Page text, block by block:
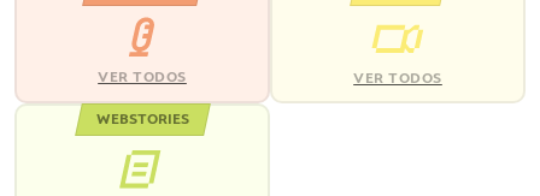
VER TODOS VER TODOS
WEBSTORIES